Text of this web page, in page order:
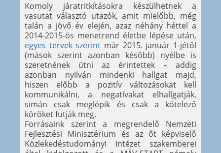
Komoly járatritkításokra készülhetnek a
vasutat választó utazók, amit mielőbb, még
talán a jövő év elején, azaz néhány héttel a
2014-2015-ös menetrend életbe lépése után,
egyes tervek szerint már 2015. január 1-jétől
(mások szerint azonban később) nyélbe is
szeretnének ütni az érintettek – addig
azonban nyilván mindenki hallgat majd,
hiszen előbb a pozitív változásokat kell
kommunikálni, a negatívakat elhallgatják,
simán csak meglépik és csak a kötelező
köröket futják meg.
Forrásaink szerint a megrendelő Nemzeti
Fejlesztési Minisztérium és az őt képviselő
Közlekedéstudományi Intézet szakemberei